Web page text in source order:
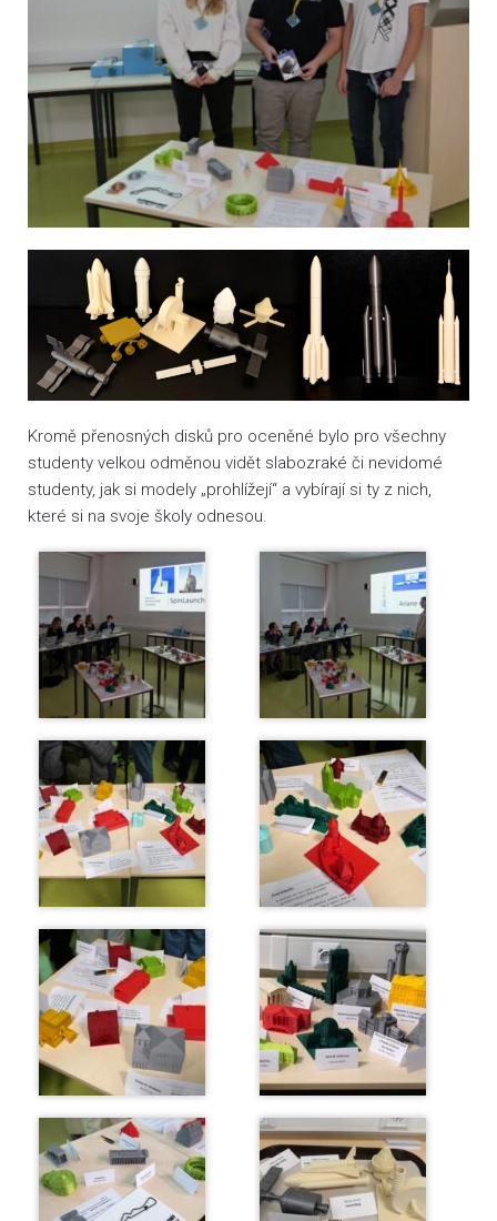
Kromě přenosných disků pro oceněné bylo pro všechny
studenty velkou odměnou vidět slabozraké či nevidomé
studenty, jak si modely „prohlížejí“ a vybírají si ty z nich,
které si na svoje školy odnesou.